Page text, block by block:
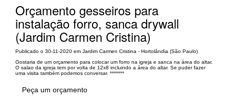
Orçamento gesseiros para
instalação forro, sanca drywall
(Jardim Carmen Cristina)
Publicado o 30-11-2020 em Jardim Carmen Cristina - Hortolândia (São Paulo)
Gostaria de um orçamento para colocar um forro na igreja e sanca na área do altar.
O salao da igreja tem por volta de 12x8 incluindo a área do altar. Se puder fazer
uma visita também podemos conversar. *******
Peça um orçamento